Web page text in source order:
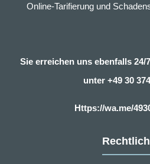
Online-Tarifierung und
Sie erreichen uns ebenfalls 24/
unter +49 30
Https://wa.me/